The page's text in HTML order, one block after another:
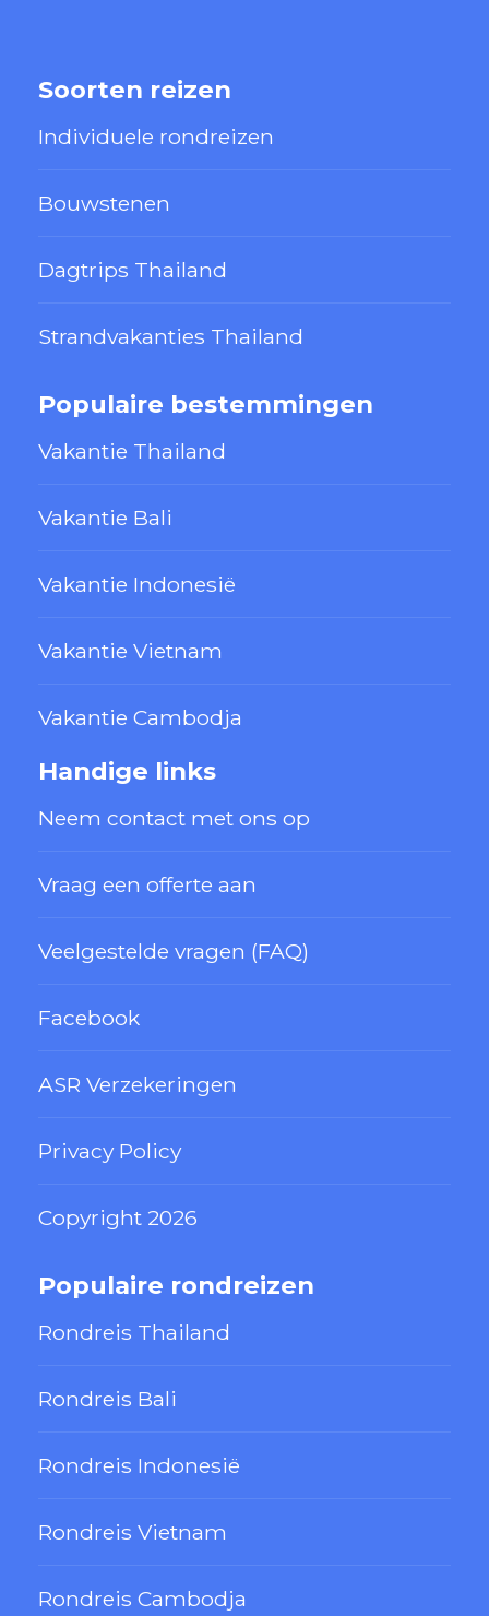
Soorten reizen
Individuele rondreizen
Bouwstenen
Dagtrips Thailand
Strandvakanties Thailand
Populaire bestemmingen
Vakantie Thailand
Vakantie Bali
Vakantie Indonesië
Vakantie Vietnam
Vakantie Cambodja
Handige links
Neem contact met ons op
Vraag een offerte aan
Veelgestelde vragen (FAQ)
Facebook
ASR Verzekeringen
Privacy Policy
Copyright 2026
Populaire rondreizen
Rondreis Thailand
Rondreis Bali
Rondreis Indonesië
Rondreis Vietnam
Rondreis Cambodja